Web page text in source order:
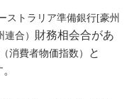
ストラリア準備銀行[豪州
連合） 財務相会合があ
（消費者物価指数）
と